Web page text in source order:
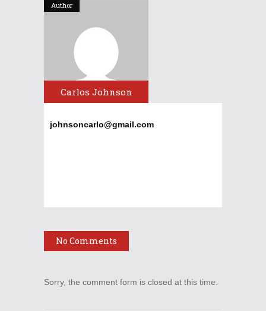
Author
Carlos Johnson
johnsoncarlo@gmail.com
No Comments
Sorry, the comment form is closed at this time.